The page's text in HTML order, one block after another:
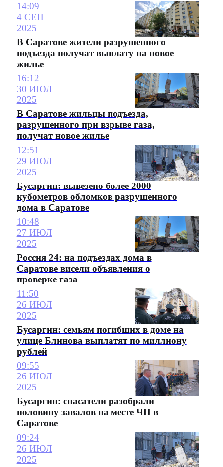
14:09
4 СЕН
2025
В Саратове жители разрушенного
подъезда получат выплату на новое
жилье
16:12
30 ИЮЛ
2025
В Саратове жильцы подъезда,
разрушенного при взрыве газа,
получат новое жилье
12:51
29 ИЮЛ
2025
Бусаргин: вывезено более 2000
кубометров обломков разрушенного
дома в Саратове
10:48
27 ИЮЛ
2025
Россия 24: на подъездах дома в
Саратове висели объявления о
проверке газа
11:50
26 ИЮЛ
2025
Бусаргин: семьям погибших в доме на
улице Блинова выплатят по миллиону
рублей
09:55
26 ИЮЛ
2025
Бусаргин: спасатели разобрали
половину завалов на месте ЧП в
Саратове
09:24
26 ИЮЛ
2025